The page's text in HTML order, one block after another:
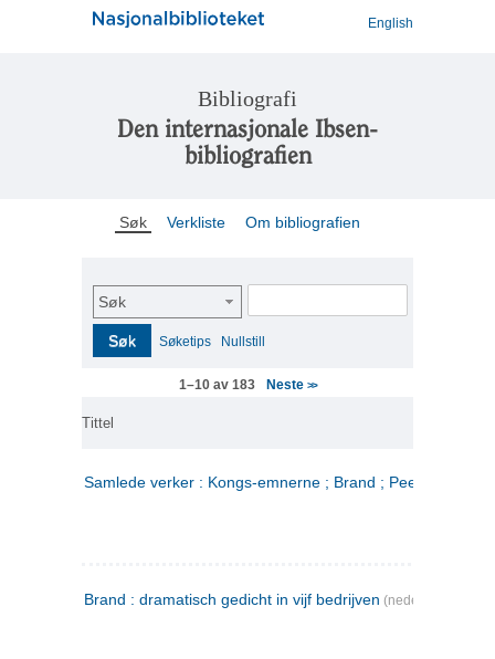
English
Bibliografi
Den internasjonale Ibsen-
bibliografien
Søk Verkliste Om bibliografien
Søk
Søk Søketips Nullstill
1–10 av 183 Neste >>
Tittel
Samlede verker : Kongs-emnerne ; Brand ; Peer Gynt. 2
Brand : dramatisch gedicht in vijf bedrijven (nederlandsk)